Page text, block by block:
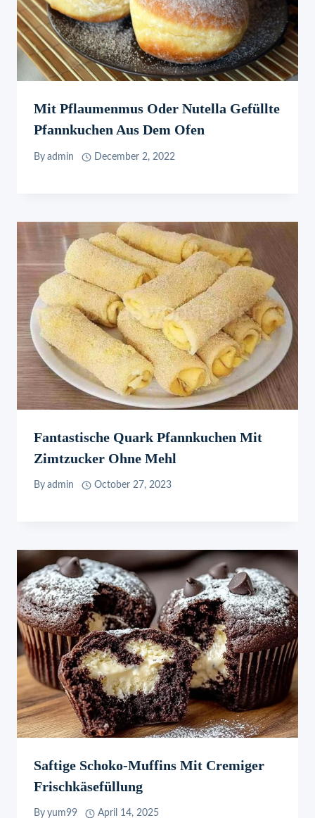
Mit Pflaumenmus Oder Nutella Gefüllte
Pfannkuchen Aus Dem Ofen
By admin December 2, 2022
Fantastische Quark Pfannkuchen Mit
Zimtzucker Ohne Mehl
By admin October 27, 2023
Saftige Schoko-Muffins Mit Cremiger
Frischkäsefüllung
By yum99 April 14, 2025